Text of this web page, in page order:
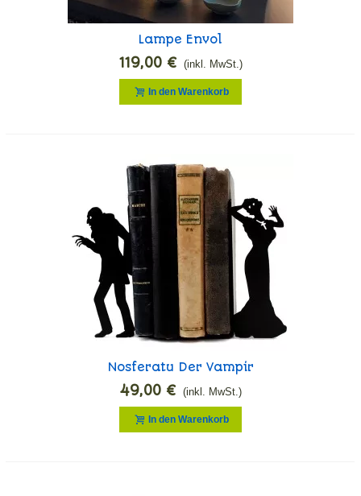
Lampe Envol
119,00 € (inkl. MwSt.)
In den Warenkorb
Nosferatu Der Vampir
49,00 € (inkl. MwSt.)
In den Warenkorb